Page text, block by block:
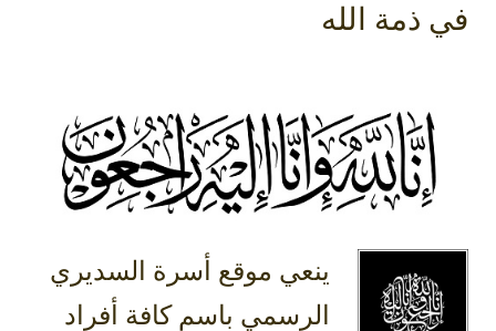
في ذمة الله
ينعي موقع أسرة السديري
الرسمي باسم كافة أفراد